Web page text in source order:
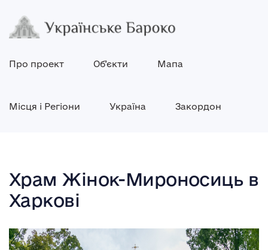
Про проект Об’єкти Мапа
Місця і Регіони Україна Закордон
Храм Жінок-Мироносиць в
Харкові